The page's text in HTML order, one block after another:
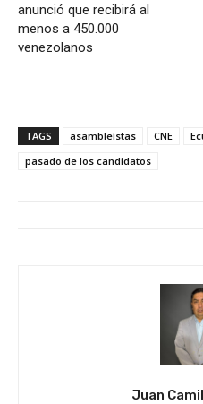
anunció que recibirá al
menos a 450.000
venezolanos
TAGS asambleístas CNE
pasado de los candidatos
Juan